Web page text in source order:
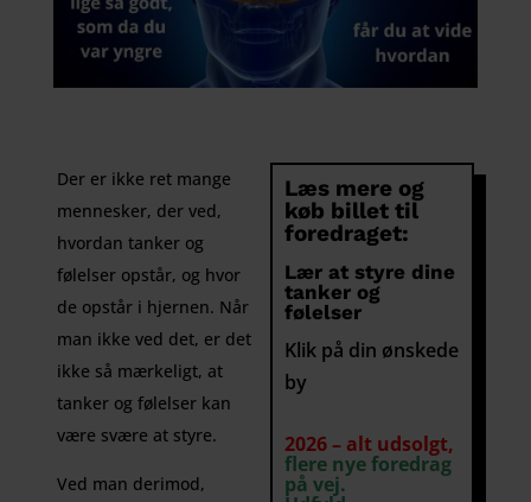
Der er ikke ret mange
mennesker, der ved,
hvordan tanker og
følelser opstår, og hvor
de opstår i hjernen. Når
man ikke ved det, er det
ikke så mærkeligt, at
tanker og følelser kan
være svære at styre.
Ved man derimod,
Læs mere og
køb billet til
foredraget:
Lær at styre dine
tanker og
følelser
Klik på din ønskede
by
2026 – alt udsolgt,
flere nye foredrag
på vej.